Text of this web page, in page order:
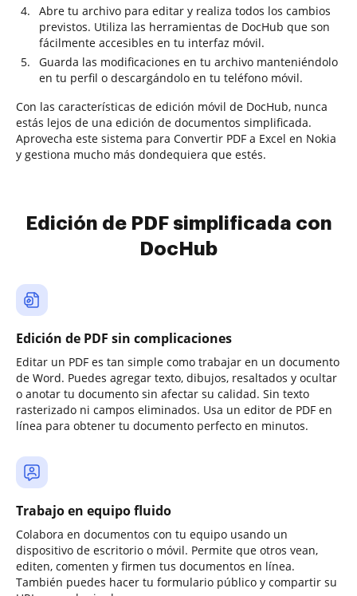
Abre tu archivo para editar y realiza todos los cambios
previstos. Utiliza las herramientas de DocHub que son
fácilmente accesibles en tu interfaz móvil.
Guarda las modificaciones en tu archivo manteniéndolo
en tu perfil o descargándolo en tu teléfono móvil.
Con las características de edición móvil de DocHub, nunca
estás lejos de una edición de documentos simplificada.
Aprovecha este sistema para Convertir PDF a Excel en Nokia
y gestiona mucho más dondequiera que estés.
Edición de PDF simplificada con
DocHub
Edición de PDF sin complicaciones
Editar un PDF es tan simple como trabajar en un documento
de Word. Puedes agregar texto, dibujos, resaltados y ocultar
o anotar tu documento sin afectar su calidad. Sin texto
rasterizado ni campos eliminados. Usa un editor de PDF en
línea para obtener tu documento perfecto en minutos.
Trabajo en equipo fluido
Colabora en documentos con tu equipo usando un
dispositivo de escritorio o móvil. Permite que otros vean,
editen, comenten y firmen tus documentos en línea.
También puedes hacer tu formulario público y compartir su